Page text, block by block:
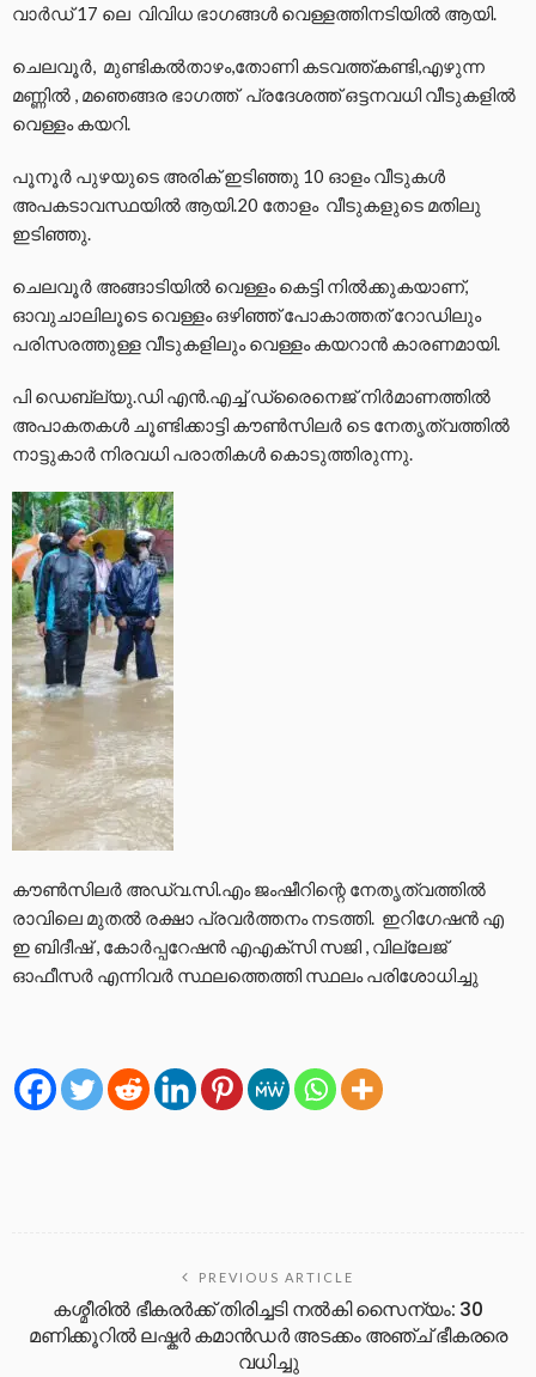
വാർഡ് 17 ലെ വിവിധ ഭാഗങ്ങൾ വെള്ളത്തിനടിയില്‍ ആയി.
ചെലവൂര്‍, മുണ്ടികല്‍താഴം,തോണി കടവത്ത്കണ്ടി,എഴുന്ന
മണ്ണില്‍ , മഞെങ്ങര ഭാഗത്ത് പ്രദേശത്ത് ഒട്ടനവധി വീടുകളില്‍
വെള്ളം കയറി.
പൂനൂര്‍ പുഴയുടെ അരിക് ഇടിഞ്ഞു 10 ഓളം വീടുകള്‍
അപകടാവസ്ഥയില്‍ ആയി.20 തോളം വീടുകളുടെ മതിലു
ഇടിഞ്ഞു.
ചെലവൂര്‍ അങ്ങാടിയില്‍ വെള്ളം കെട്ടി നില്‍ക്കുകയാണ്,
ഓവുചാലിലൂടെ വെള്ളം ഒഴിഞ്ഞ് പോകാത്തത് റോഡിലും
പരിസരത്തുള്ള വീടുകളിലും വെള്ളം കയറാന്‍ കാരണമായി.
പി ഡെബ്ല്യു.ഡി എൻ.എച്ച് ഡ്രൈനെജ് നിര്‍മാണത്തില്‍
അപാകതകള്‍ ചൂണ്ടിക്കാട്ടി കൗണ്‍സിലര്‍ ടെ നേതൃത്വത്തില്‍
നാട്ടുകാര്‍ നിരവധി പരാതികള്‍ കൊടുത്തിരുന്നു.
കൗണ്‍സിലര്‍ അഡ്വ.സി.എം ജംഷീറിന്റെ നേതൃത്വത്തില്‍
രാവിലെ മുതല്‍ രക്ഷാ പ്രവര്‍ത്തനം നടത്തി. ഇറിഗേഷന്‍ എ
ഇ ബിദീഷ് , കോര്‍പ്പറേഷന്‍ എഎക്സി സജി , വില്ലേജ്
ഓഫീസര്‍ എന്നിവര്‍ സ്ഥലത്തെത്തി സ്ഥലം പരിശോധിച്ചു
PREVIOUS ARTICLE
കശ്മീരിൽ ഭീകര‍ർക്ക് തിരിച്ചടി നൽകി സൈന്യം: 30
മണിക്കൂറിൽ ലഷ്കർ കമാൻഡർ അടക്കം അഞ്ച് ഭീകരരെ
വധിച്ചു